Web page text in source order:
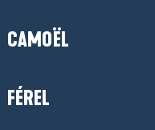
CAMOËL
FÉREL
local durable.